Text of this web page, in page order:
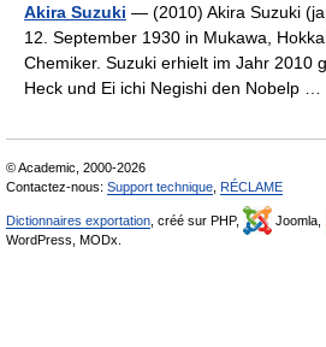
Akira Suzuki — (2010) Akira Suzuki
12. September 1930 in Mukawa,
Chemiker. Suzuki erhielt im Jahr 2010
Heck und Ei ichi Negishi den Nobelp …
© Academic, 2000-2026
Contactez-nous: Support technique RÉCLAME
Dictionnaires exportation , créé sur PHP, Joomla,
WordPress, MODx.